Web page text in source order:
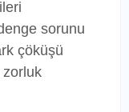
sorunu
çöküşü
zorluk